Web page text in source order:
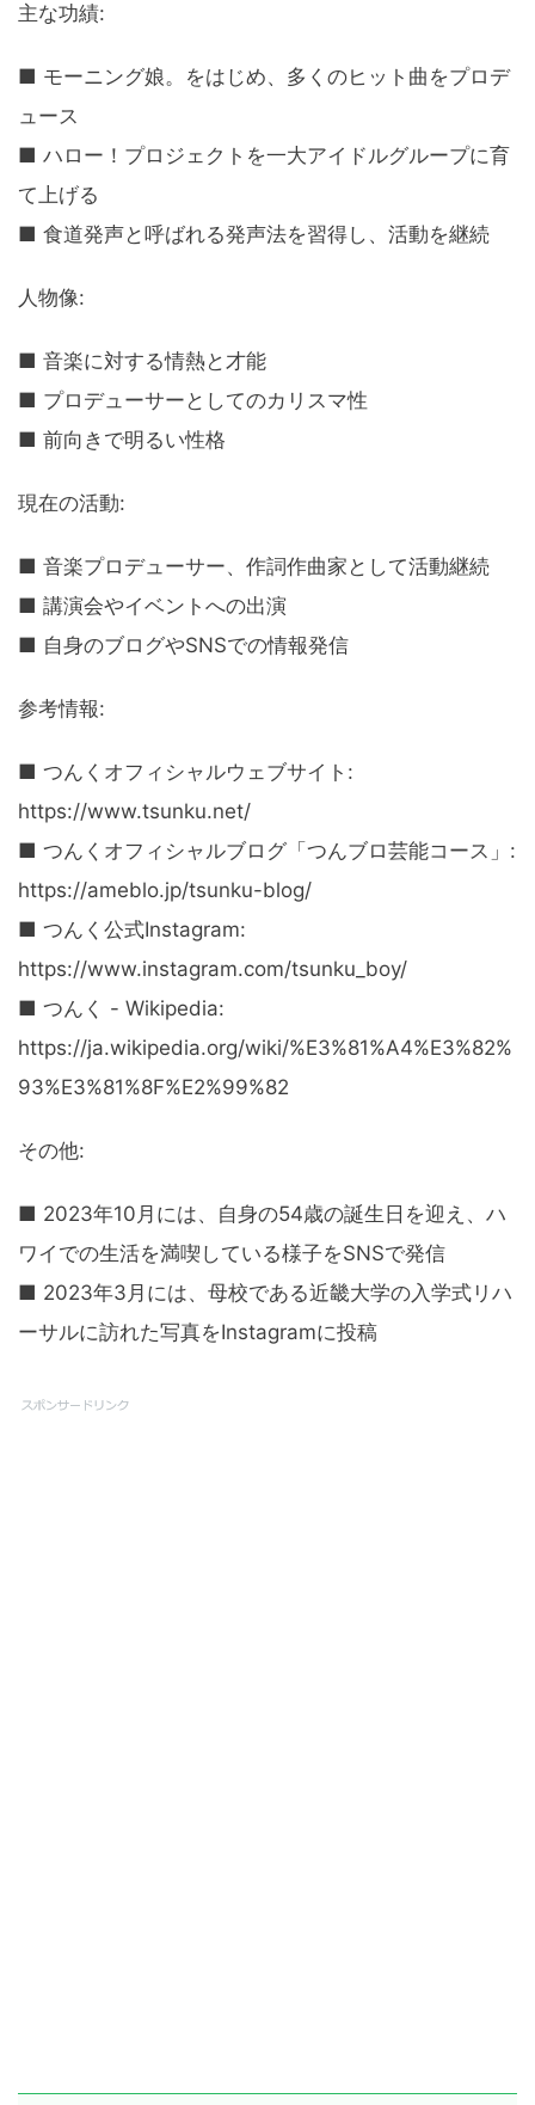
主な功績:
■ モーニング娘。をはじめ、多くのヒット曲をプロデ
ュース
■ ハロー！プロジェクトを一大アイドルグループに育
て上げる
■ 食道発声と呼ばれる発声法を習得し、活動を継続
人物像:
■ 音楽に対する情熱と才能
■ プロデューサーとしてのカリスマ性
■ 前向きで明るい性格
現在の活動:
■ 音楽プロデューサー、作詞作曲家として活動継続
■ 講演会やイベントへの出演
■ 自身のブログやSNSでの情報発信
参考情報:
■ つんくオフィシャルウェブサイト:
https://www.tsunku.net/
■ つんくオフィシャルブログ「つんブロ芸能コース」:
https://ameblo.jp/tsunku-blog/
■ つんく公式Instagram:
https://www.instagram.com/tsunku_boy/
■ つんく - Wikipedia:
https://ja.wikipedia.org/wiki/%E3%81%A4%E3%82%
93%E3%81%8F%E2%99%82
その他:
■ 2023年10月には、自身の54歳の誕生日を迎え、ハ
ワイでの生活を満喫している様子をSNSで発信
■ 2023年3月には、母校である近畿大学の入学式リハ
ーサルに訪れた写真をInstagramに投稿